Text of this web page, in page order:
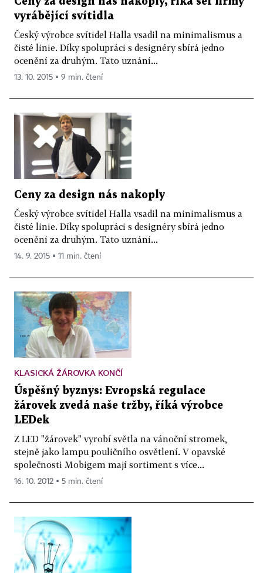
vyrábějící svítidla
Český výrobce svítidel Halla vsadil na minimalismus a
čisté linie. Díky spolupráci s designéry sbírá jedno
ocenění za druhým. Tato uznání...
13. 10. 2015 ▪ 9 min. čtení
Ceny za design nás nakoply
Český výrobce svítidel Halla vsadil na minimalismus a
čisté linie. Díky spolupráci s designéry sbírá jedno
ocenění za druhým. Tato uznání...
14. 9. 2015 ▪ 11 min. čtení
KLASICKÁ ŽÁROVKA KONČÍ
Úspěšný byznys: Evropská regulace
žárovek zvedá naše tržby, říká výrobce
LEDek
Z LED "žárovek" vyrobí světla na vánoční stromek,
stejně jako lampu pouličního osvětlení. V opavské
společnosti Mobigem mají sortiment s více...
16. 10. 2012 ▪ 5 min. čtení